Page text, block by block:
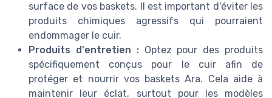
surface de vos baskets. Il est important d'éviter les
produits chimiques agressifs qui pourraient
endommager le cuir.
Produits d'entretien :Optez pour des produits
spécifiquement conçus pour le cuir afin de
protéger et nourrir vos baskets Ara. Cela aide à
maintenir leur éclat, surtout pour les modèles